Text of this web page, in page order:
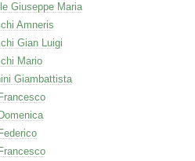
Giuseppe Maria
Amneris
Gian Luigi
Mario
Giambattista